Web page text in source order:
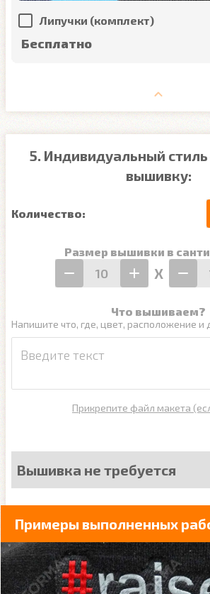
Липучки (комплект)
Бесплатно
5. Индивидуальный
вышивку:
Количество:
Размер вышивки в
Х
Что вышиваем?
Напишите что, где, цвет, расположение и
Прикрепите файл макета
Вышивка не требуется
Примеры выполненных